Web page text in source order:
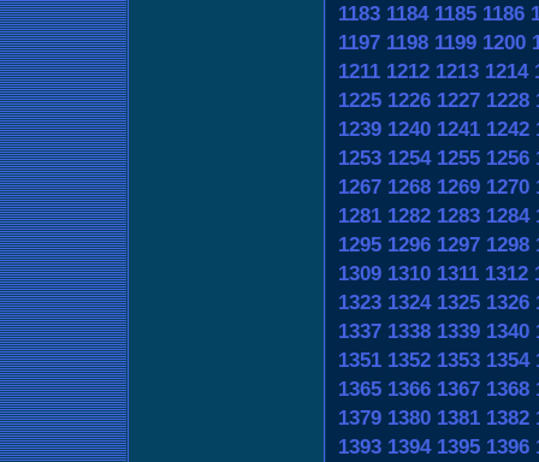
1183 1184 1185 1186
1197 1198 1199 1200
1211 1212 1213 1214
1225 1226 1227 1228
1239 1240 1241 1242
1253 1254 1255 1256
1267 1268 1269 1270
1281 1282 1283 1284
1295 1296 1297 1298
1309 1310 1311 1312
1323 1324 1325 1326
1337 1338 1339 1340
1351 1352 1353 1354
1365 1366 1367 1368
1379 1380 1381 1382
1393 1394 1395 1396